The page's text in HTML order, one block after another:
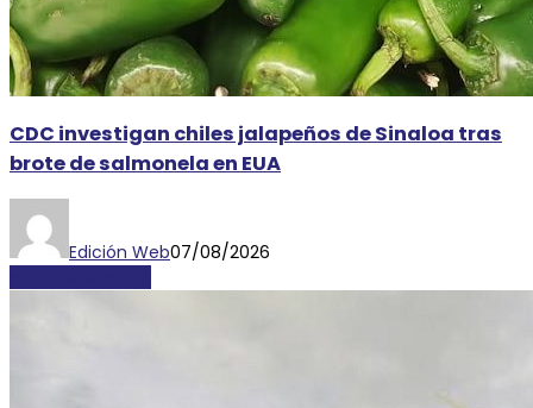
CDC investigan chiles jalapeños de Sinaloa tras
brote de salmonela en EUA
Edición Web07/08/2026